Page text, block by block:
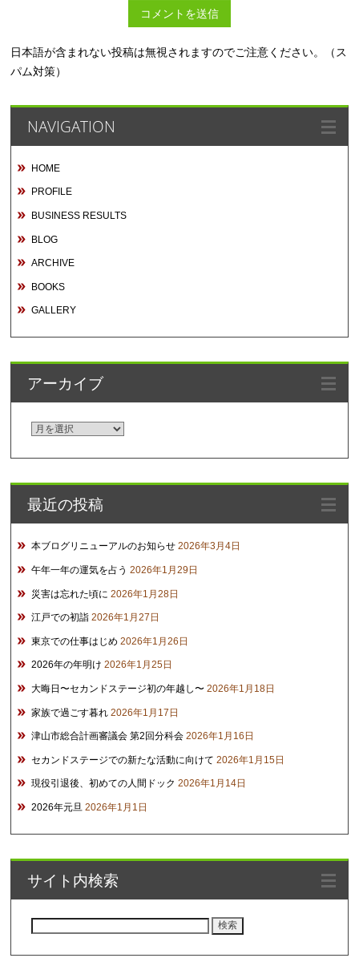
日本語が含まれない投稿は無視されますのでご注意ください。（ス
パム対策）
NAVIGATION
HOME
PROFILE
BUSINESS RESULTS
BLOG
ARCHIVE
BOOKS
GALLERY
アーカイブ
ア
イ
ブ
最近の投稿
本ブログリニューアルのお知らせ 2026年3月4日
午年一年の運気を占う 2026年1月29日
災害は忘れた頃に 2026年1月28日
江戸での初詣 2026年1月27日
東京での仕事はじめ 2026年1月26日
2026年の年明け 2026年1月25日
大晦日〜セカンドステージ初の年越し〜 2026年1月18日
家族で過ごす暮れ 2026年1月17日
津山市総合計画審議会 第2回分科会 2026年1月16日
セカンドステージでの新たな活動に向けて 2026年1月15日
現役引退後、初めての人間ドック 2026年1月14日
2026年元旦 2026年1月1日
サイト内検索